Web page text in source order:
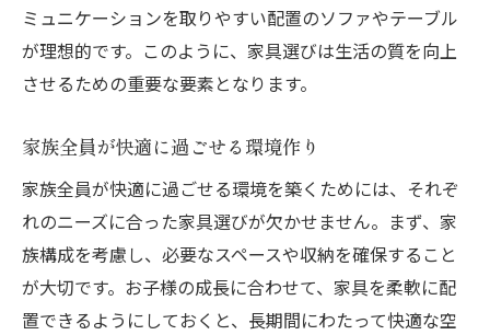
有害化学物質を避けるための注意点
健康を守るための素材選びガイド
将来を見据えた長く使える家具の選び方
高品質な素材で長持ちする家具選び
修理可能な家具で長期使用を目指す
成長する家族に柔軟に対応する家具
ライフサイクルを考えた家具の選定
ミュニケーションを取りやすい配置のソファやテーブル
が理想的です。このように、家具選びは生活の質を向上
させるための重要な要素となります。
家族全員が快適に過ごせる環境作り
家族全員が快適に過ごせる環境を築くためには、それぞ
れのニーズに合った家具選びが欠かせません。まず、家
族構成を考慮し、必要なスペースや収納を確保すること
が大切です。お子様の成長に合わせて、家具を柔軟に配
置できるようにしておくと、長期間にわたって快適な空